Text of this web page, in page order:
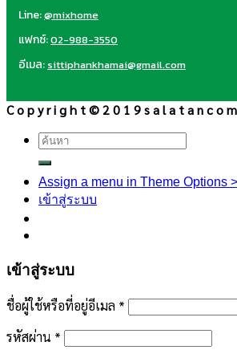
Line:@mixhome
แฟกซ์:02-988-3550
อีเมล: sittiphankhamai@gmail.com
C o p y r i g h t © 2 0 1 9 s a l a t a n c o
ค้นหา:
Assign a menu in Theme Options
เข้าสู่ระบบ
เข้าสู่ระบบ
ชื่อผู้ใช้หรือที่อยู่อีเมล *
รหัสผ่าน *